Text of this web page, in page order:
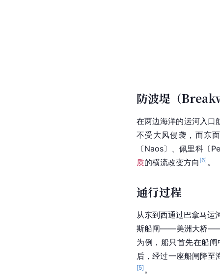
防波堤（
在两边海洋的运河入口
不受大风侵袭，而东
〔Naos〕、佩里科〔
质的横流改变方向 [6] 。
通行过程
从东到西通过巴拿马运
斯船闸——美洲大桥
为例，船只首先在船
后，经过一座船闸降至
[5] 。